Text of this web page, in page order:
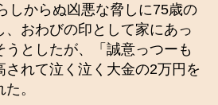
しからぬ凶悪な脅しに75歳の
、おわびの印として家にあっ
うとしたが、「誠意っつーも
されて泣く泣く大金の2万円を
。